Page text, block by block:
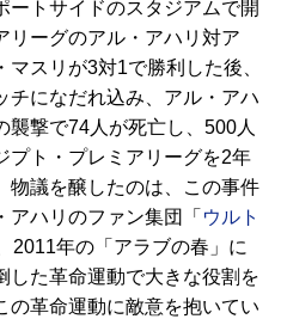
ートサイドのスタジアムで開
リーグのアル・アハリ対ア
スリが3対1で勝利した後、
チになだれ込み、アル・アハ
襲撃で74人が死亡し、500人
プト・プレミアリーグを2年
物議を醸したのは、この事件
ハリのファン集団「 ウルト
2011年の「アラブの春」に
した革命運動で大きな役割を
の革命運動に敵意を抱いてい